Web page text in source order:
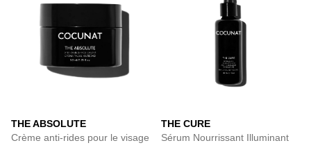
THE ABSOLUTE
Crème anti-rides pour le visage
THE CURE
Sérum Nourrissant Illuminant